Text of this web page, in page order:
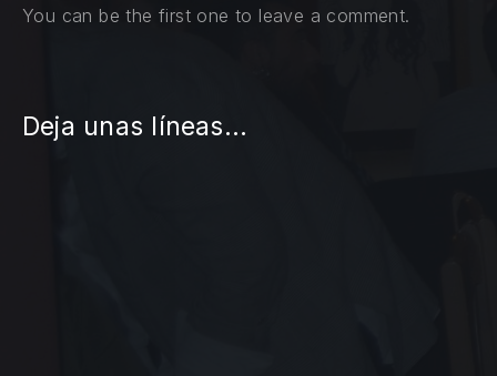
You can be the first one to leave a comment.
Deja unas líneas...